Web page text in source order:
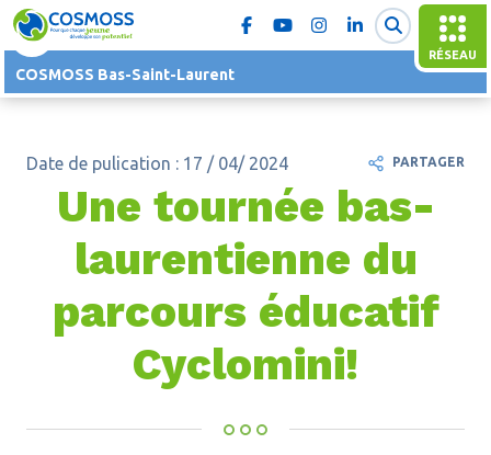
RÉSEAU
COSMOSS Bas-Saint-Laurent
Date de pulication : 17 / 04/ 2024
Une tournée bas-
laurentienne du
parcours éducatif
Cyclomini!
PARTAGER